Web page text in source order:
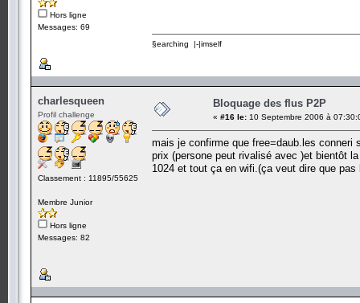
Hors ligne
Messages: 69
§earching |-|imself
charlesqueen
Profil challenge
Classement : 11895/55625
Membre Junior
Hors ligne
Messages: 82
Bloquage des flus P2P
« #16 le: 10 Septembre 2006 à
mais je confirme que free=daub.les
prix (persone peut rivalisé avec )et bientôt
1024 et tout ça en wifi.(ça veut dire que